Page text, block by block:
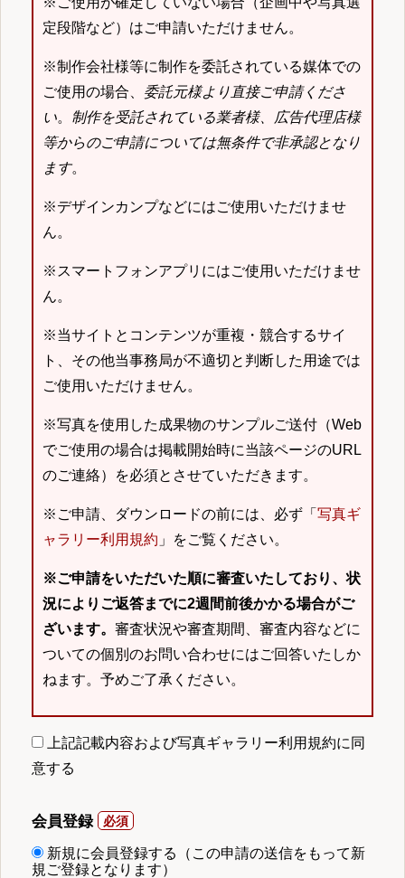
定段階など）はご申請いただけません。
※制作会社様等に制作を委託されている媒体での
ご使用の場合、 委託元様より直接ご申請くださ
い。 制作を受託されている業者様、広告代理店様
等からのご申請については無条件で非承認となり
ます。
※デザインカンプなどにはご使用いただけませ
ん。
※スマートフォンアプリにはご使用いただけませ
ん。
※当サイトとコンテンツが重複・競合するサイ
ト、その他当事務局が不適切と判断した用途では
ご使用いただけません。
※写真を使用した成果物のサンプルご送付（Web
でご使用の場合は掲載開始時に当該ページのURL
のご連絡）を必須とさせていただきます。
※ご申請、ダウンロードの前には、必ず「 写真ギ
ャラリー利用規約 」をご覧ください。
※ご申請をいただいた順に審査いたしており、状
況によりご返答までに2週間前後かかる場合がご
ざいます。 審査状況や審査期間、審査内容などに
ついての個別のお問い合わせにはご回答いたしか
ねます。予めご了承ください。
上記記載内容および写真ギャラリー利用規約に同
意する
会員登録
新規に会員登録する（この申請の送信をもって新
規ご登録となります）